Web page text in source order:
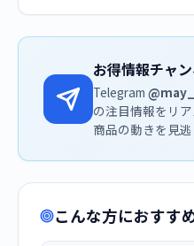
お得情報チャ
Telegram
の注目情報をリ
商品の動きを見逃
こんな方におすす